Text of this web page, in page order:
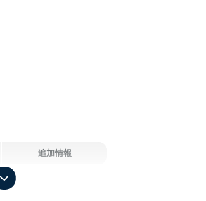
追加情報